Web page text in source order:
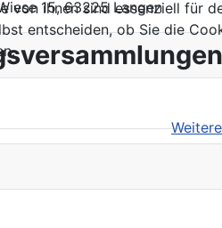
15, 63225 Langen
von ihnen sind essenziell für
entscheiden, ob Sie die